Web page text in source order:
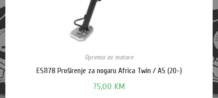
Oprema za motore
ES1178 Proširenje za nogaru Africa Twin / AS (20-)
75,00 KM